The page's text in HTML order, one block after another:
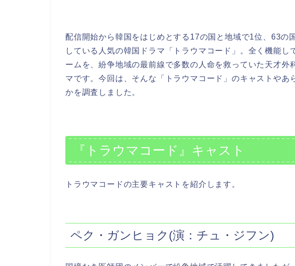
配信開始から韓国をはじめとする17の国と地域で1位、63の
している人気の韓国ドラマ「トラウマコード」。全く機能し
ームを、紛争地域の最前線で多数の人命を救っていた天才外
マです。今回は、そんな「トラウマコード」のキャストやあ
かを調査しました。
『トラウマコード』キャスト
トラウマコードの主要キャストを紹介します。
ペク・ガンヒョク(演：チュ・ジフン)